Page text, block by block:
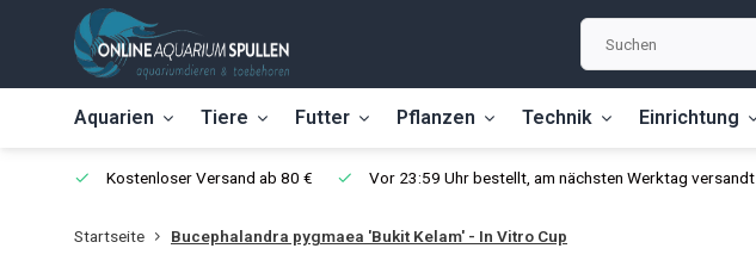
Aquarien Tiere Futter Pflanzen Technik Einrichtung
Kostenloser Versand ab 80 € Vor 23:59 Uhr bestellt, am nächsten Werktag versandt
Startseite Bucephalandra pygmaea 'Bukit Kelam' - In Vitro Cup